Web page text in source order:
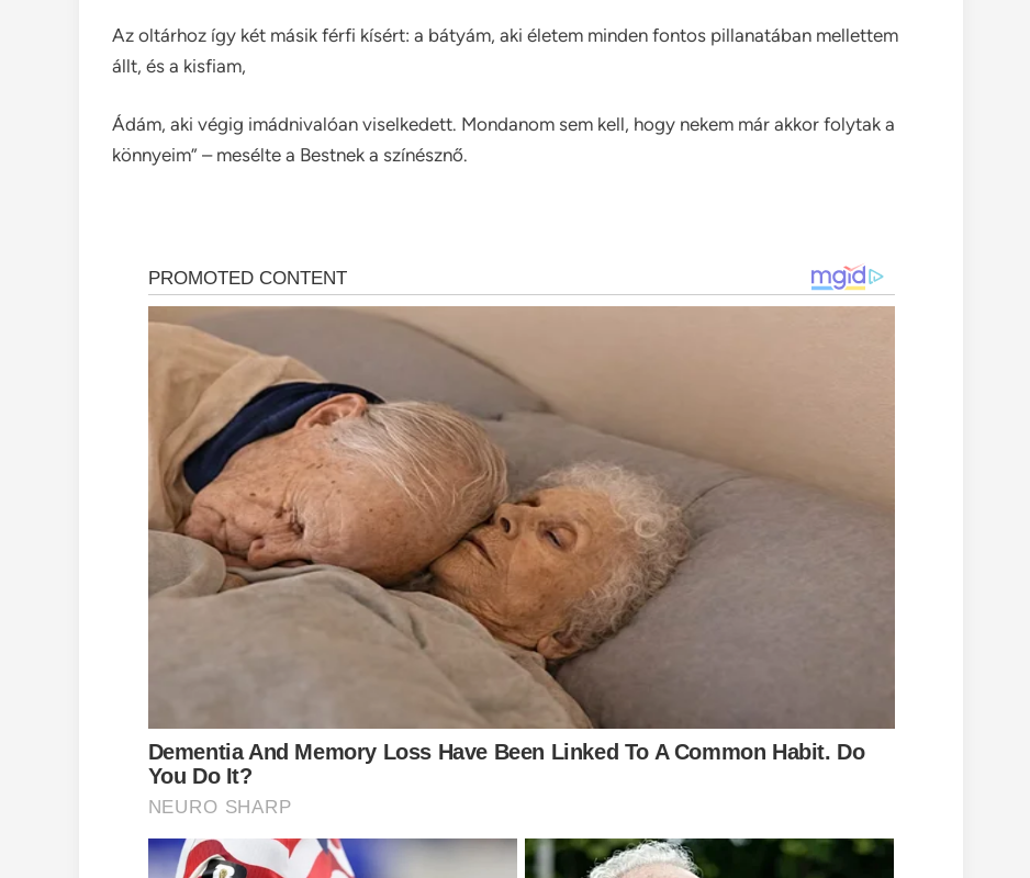
Az oltárhoz így két másik férfi kísért: a bátyám, aki életem minden fontos pillanatában mellettem
állt, és a kisfiam,
Ádám, aki végig imádnivalóan viselkedett. Mondanom sem kell, hogy nekem már akkor folytak a
könnyeim” – mesélte a Bestnek a színésznő.